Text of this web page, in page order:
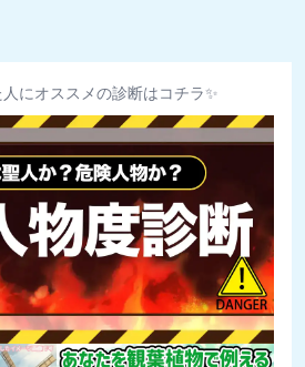
にオススメの診断はコチラ✨